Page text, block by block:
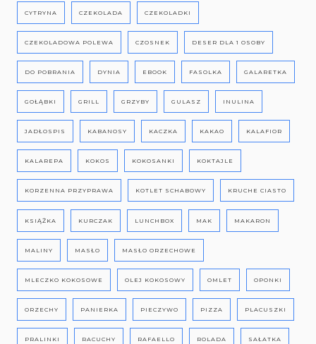
CYTRYNA CZEKOLADA CZEKOLADKI
CZEKOLADOWA POLEWA CZOSNEK DESER DLA 1 OSOBY
DO POBRANIA DYNIA EBOOK FASOLKA GALARETKA
GOŁĄBKI GRILL GRZYBY GULASZ INULINA
JADŁOSPIS KABANOSY KACZKA KAKAO KALAFIOR
KALAREPA KOKOS KOKOSANKI KOKTAJLE
KORZENNA PRZYPRAWA KOTLET SCHABOWY KRUCHE CIASTO
KSIĄŻKA KURCZAK LUNCHBOX MAK MAKARON
MALINY MASŁO MASŁO ORZECHOWE
MLECZKO KOKOSOWE OLEJ KOKOSOWY OMLET OPONKI
ORZECHY PANIERKA PIECZYWO PIZZA PLACUSZKI
PRALINKI RACUCHY RAFAELLO ROLADA SAŁATKA